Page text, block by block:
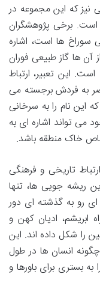
نیز که این مجموعه در
است. برخی پژوهشگران
سوراخ ها است، اشاره
ها گاز طبیعی فوران
این تعبیر، ارتباط
به فردش برجسته می
این نام را به سرخانی
می تواند اشاره ای به
خاک منطقه باشد.
تاریخی و فرهنگی
ریشه جویی ها، تنها
رو به گذشته ای دور
ادیان کهن و
را شکل داده اند. این
چگونه انسان ها در طول
به بستری برای باورها و